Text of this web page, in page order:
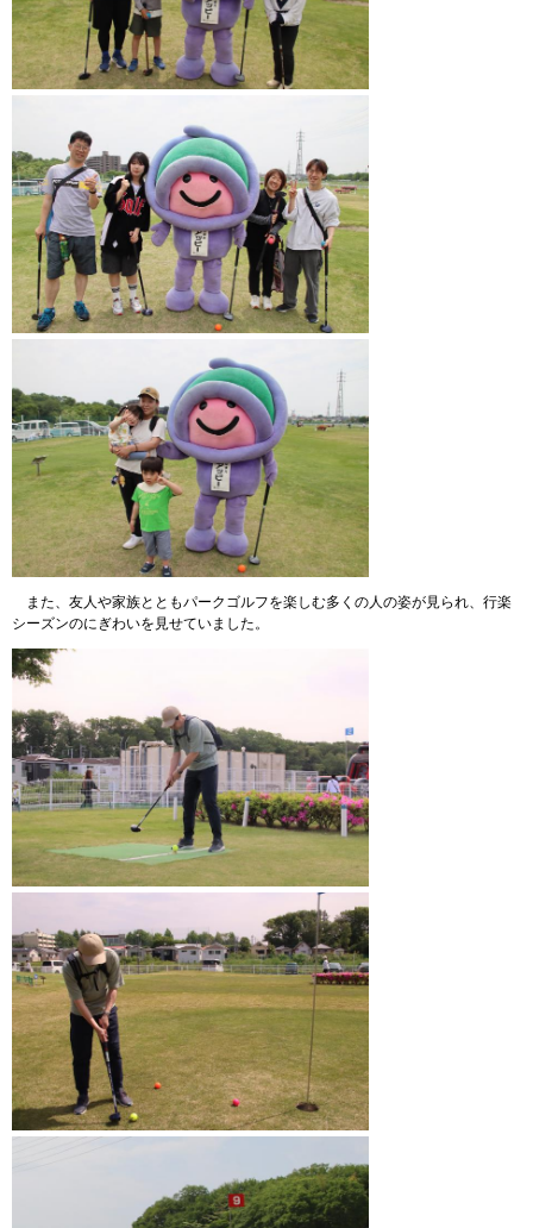
また、友人や家族とともパークゴルフを楽しむ多くの人の姿が見られ、行楽
シーズンのにぎわいを見せていました。